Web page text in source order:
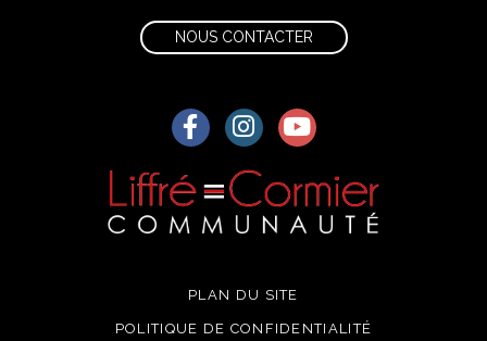
NOUS CONTACTER
Lien vers le compte Facebook
Lien vers le compte
Lien vers la chaîne
PLAN DU SITE
POLITIQUE DE CONFIDENTIALITÉ